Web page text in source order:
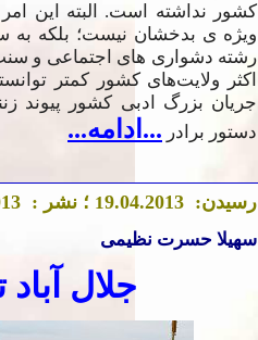
کشور نداشته است. البته این امر
ویژه ی بدخشان نیست؛ بلکه به
رشته دشواری های اجتماعی و
کثر ولایت‌های کشور کمتر
جریان بزرگ ادبی کشور پیوند
دستور برادر ...ادامه...
رسیدن: 19.04.2013 ؛ نشر :
سهیلا حسرت نظیمی
جلال آباد